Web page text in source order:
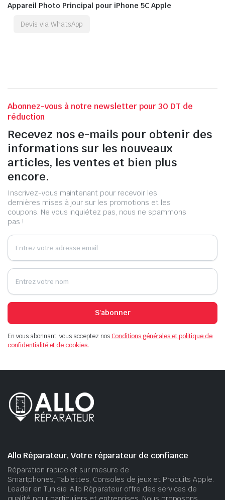
Appareil Photo Principal pour iPhone 5C Apple
Devis via WhatsApp
Abonnez-vous à notre newsletter pour 30 DT de
réduction
Recevez nos e-mails pour obtenir des
informations sur les nouveaux
articles, les ventes et bien plus
encore.
Inscrivez-vous maintenant pour recevoir les
dernières mises à jour sur les promotions et les
coupons. Ne vous inquiétez pas, nous ne spammons
pas !
S'abonner
En vous abonnant, vous acceptez nosConditions générales et politique de
confidentialité et de cookies.
Allo Réparateur, Votre réparateur de confiance
Réparation rapide et sur mesure de
Smartphones, Tablettes, Consoles de jeux et Produits Apple.
Leader en Tunisie, Allo Réparateur offre des services de